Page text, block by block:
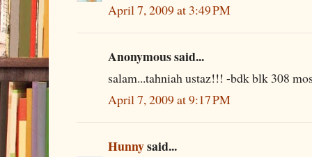
April 7, 2009 at 3:49 PM
Anonymous said...
salam...tahniah ustaz!!! -bdk blk 308
April 7, 2009 at 9:17 PM
Hunnysaid...